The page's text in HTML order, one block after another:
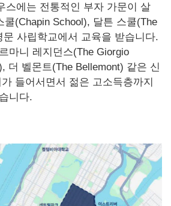
스에는 전통적인 부자 가문이 살
쿨(Chapin School), 달튼 스쿨(The
문 사립학교에서 교육을 받습니다.
마니 레지던스(The Giorgio
더 벨몬트(The Bellemont) 같은 신
들어서면서 젊은 고소득층까지
니다.